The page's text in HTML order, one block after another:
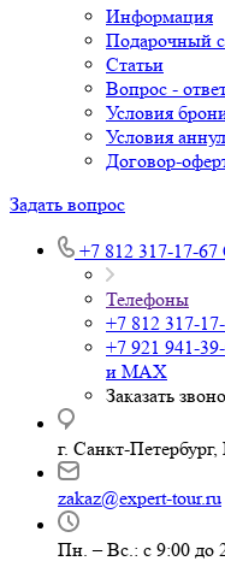
Информация
Подарочный
Статьи
Вопрос -
Условия
Условия
Договор-
Задать вопрос
+7 812 317-17-67
Телефоны
+7 812 317-
+7 921 941-
и MAX
Заказать
г. Санкт-
zakaz@expert-tour.ru
Пн. – Вс.: с 9:00 до